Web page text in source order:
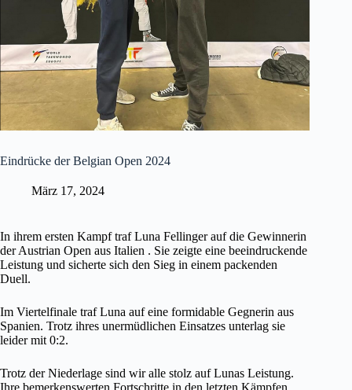
Eindrücke der Belgian Open 2024
März 17, 2024
In ihrem ersten Kampf traf Luna Fellinger auf die Gewinnerin
der Austrian Open aus Italien . Sie zeigte eine beeindruckende
Leistung und sicherte sich den Sieg in einem packenden
Duell.
Im Viertelfinale traf Luna auf eine formidable Gegnerin aus
Spanien. Trotz ihres unermüdlichen Einsatzes unterlag sie
leider mit 0:2.
Trotz der Niederlage sind wir alle stolz auf Lunas Leistung.